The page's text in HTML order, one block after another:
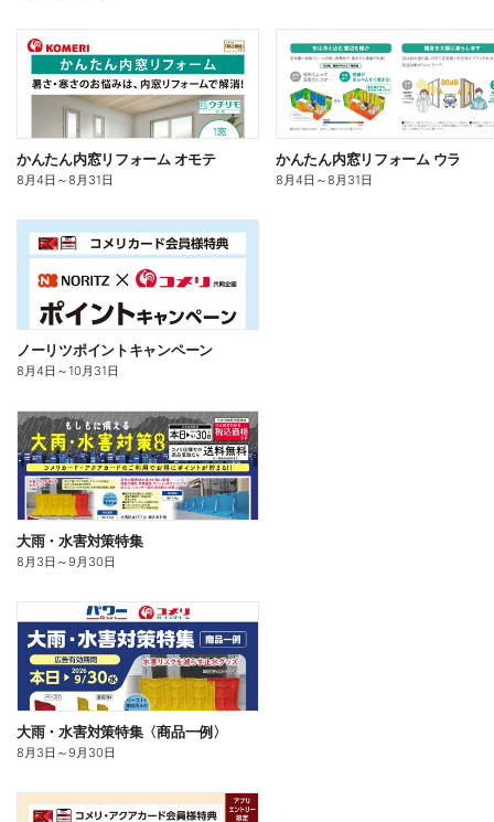
かんたん内窓リフォーム オモテ
8月4日 ～8月31日
かんたん内窓リフォーム ウラ
8月4日 ～8月31日
ノーリツポイントキャンペーン
8月4日 ～10月31日
大雨・水害対策特集
8月3日 ～9月30日
大雨・水害対策特集〈商品一例〉
8月3日 ～9月30日